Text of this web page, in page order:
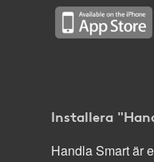
Installera
Handla Smart är